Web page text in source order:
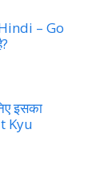
– Go
इसका
Kyu